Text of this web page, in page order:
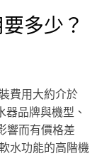
多少？
費用大約介於
器品牌與機型、
響而有價格差
水功能的高階機